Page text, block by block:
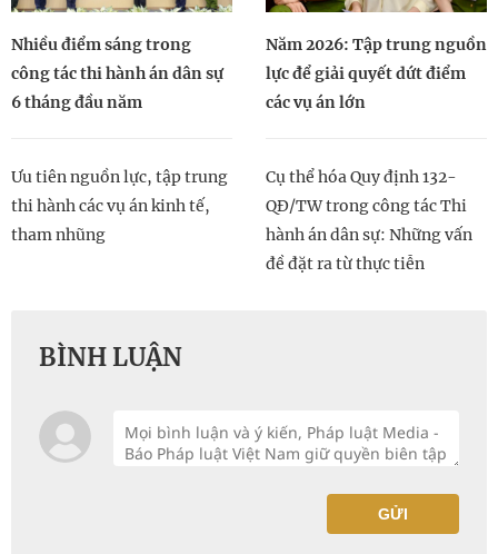
Nhiều điểm sáng trong
công tác thi hành án dân sự
6 tháng đầu năm
Năm 2026: Tập trung nguồn
lực để giải quyết dứt điểm
các vụ án lớn
Ưu tiên nguồn lực, tập trung
thi hành các vụ án kinh tế,
tham nhũng
Cụ thể hóa Quy định 132-
QĐ/TW trong công tác Thi
hành án dân sự: Những vấn
đề đặt ra từ thực tiễn
BÌNH LUẬN
GỬI